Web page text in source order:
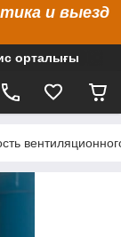
и выезд
орталығы